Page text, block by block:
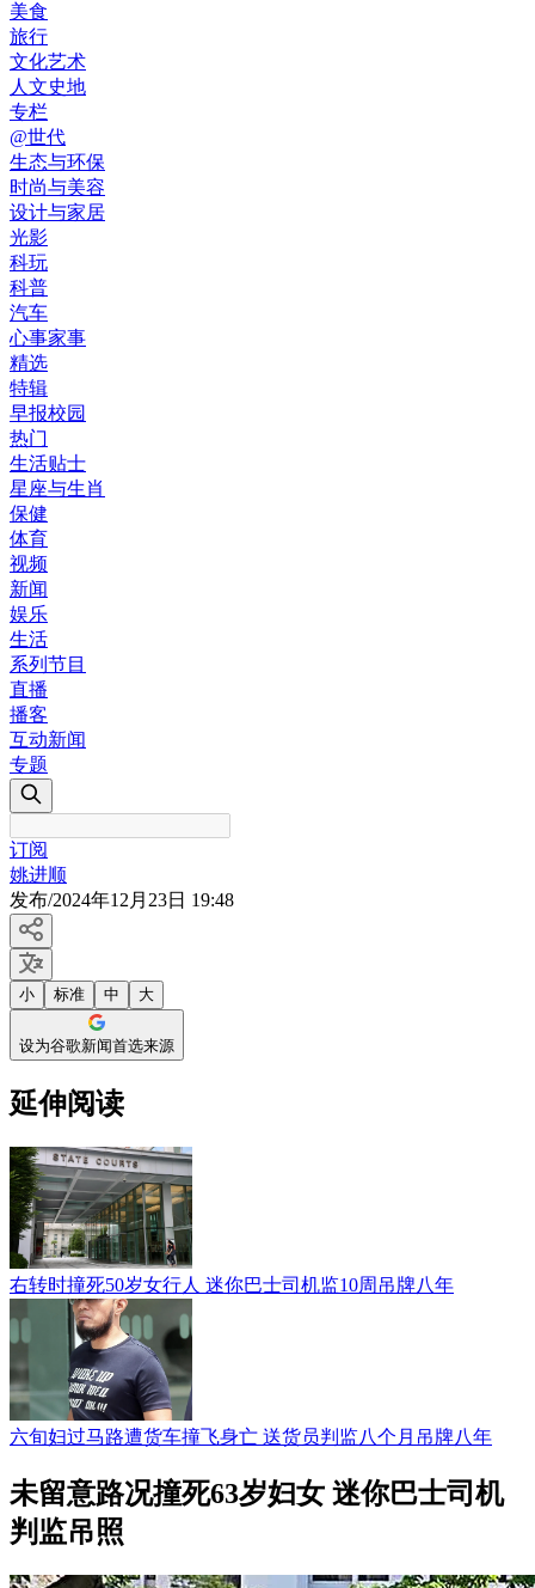
美食
旅行
文化艺术
人文史地
专栏
@世代
生态与环保
时尚与美容
设计与家居
光影
科玩
科普
汽车
心事家事
精选
特辑
早报校园
热门
生活贴士
星座与生肖
保健
体育
视频
新闻
娱乐
生活
系列节目
直播
播客
互动新闻
专题
订阅
姚进顺
发布/2024年12月23日 19:48
小 标准 中 大
设为谷歌新闻首选来源
延伸阅读
右转时撞死50岁女行人 迷你巴士司机监10周吊牌八年
六旬妇过马路遭货车撞飞身亡 送货员判监八个月吊牌八年
未留意路况撞死63岁妇女 迷你巴士司机
判监吊照